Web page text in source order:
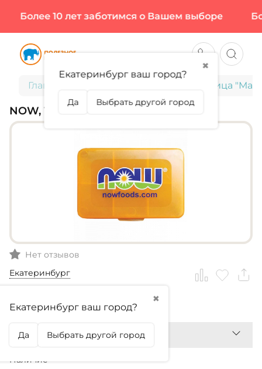
Более 10 лет заботимся о Вашем выборе
Главная NOW, Таблетница
NOW, ТАБЛЕТНИЦА "МАЛЕНЬКАЯ"
Нет отзывов
Екатеринбург
✖
Екатеринбург ваш город?
Да Выбрать другой город
399,99₽
Наличие
✖
Екатеринбург ваш город?
Да Выбрать другой город